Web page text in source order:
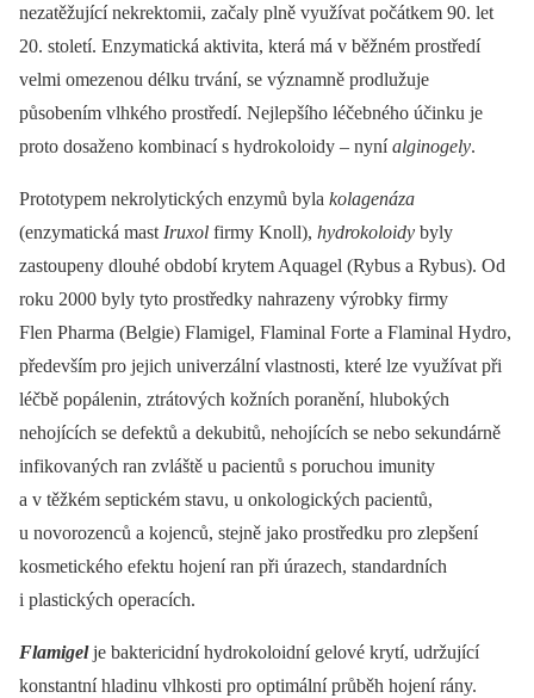
nezatěžující nekrektomii, začaly plně využívat počátkem 90. let
20. století. Enzymatická aktivita, která má v běžném prostředí
velmi omezenou délku trvání, se významně prodlužuje
působením vlhkého prostředí. Nejlepšího léčebného účinku je
proto dosaženo kombinací s hydrokoloidy –⁠ nyníalginogely.
Prototypem nekrolytických enzymů byla kolagenáza
(enzymatická mast Iruxol firmy Knoll), hydrokoloidy byly
zastoupeny dlouhé období krytem Aquagel (Rybus a Rybus). Od
roku 2000 byly tyto prostředky nahrazeny výrobky firmy
Flen Pharma (Belgie) Flamigel, Flaminal Forte a Flaminal Hydro,
především pro jejich univerzální vlastnosti, které lze využívat při
léčbě popálenin, ztrátových kožních poranění, hlubokých
nehojících se defektů a dekubitů, nehojících se nebo sekundárně
infikovaných ran zvláště u pacientů s poruchou imunity
a v těžkém septickém stavu, u onkologických pacientů,
u novorozenců a kojenců, stejně jako prostředku pro zlepšení
kosmetického efektu hojení ran při úrazech, standardních
i plastických operacích.
Flamigelje baktericidní hydrokoloidní gelové krytí, udržující
konstantní hladinu vlhkosti pro optimální průběh hojení rány.